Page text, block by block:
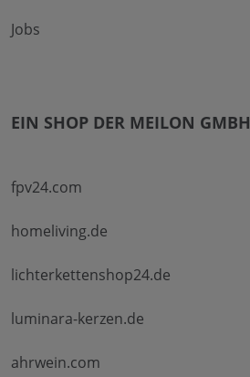
Jobs
EIN SHOP DER MEILON GMBH
fpv24.com
homeliving.de
lichterkettenshop24.de
luminara-kerzen.de
ahrwein.com